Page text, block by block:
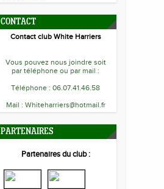
CONTACT
Contact club White Harriers
Vous pouvez nous joindre soit
par téléphone ou par mail :
Téléphone : 06.07.41.46.58
Mail : Whiteharriers@hotmail.fr
PARTENAIRES
Partenaires du club :